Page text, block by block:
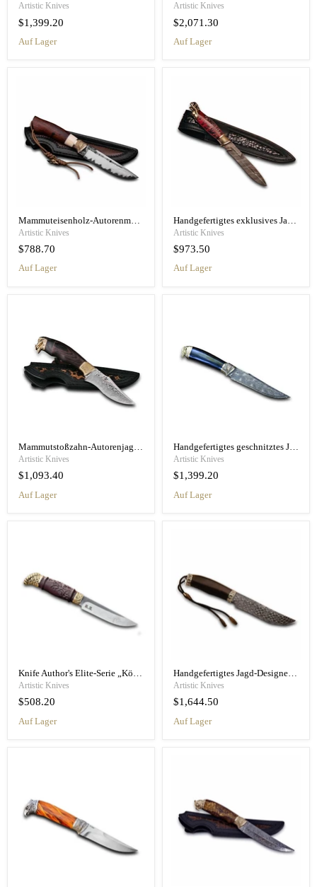
Artistic Knives
$1,399.20
Auf Lager
Artistic Knives
$2,071.30
Auf Lager
Artistic Knives
$788.70
Auf Lager
Artistic Knives
$973.50
Auf Lager
Artistic Knives
$1,093.40
Auf Lager
Artistic Knives
$1,399.20
Auf Lager
Knife Author's Elite-Serie „König Salomon“
Artistic Knives
$508.20
Auf Lager
Handgefertigtes Jagd-Designermesser „Biker“
Artistic Knives
$1,644.50
Auf Lager